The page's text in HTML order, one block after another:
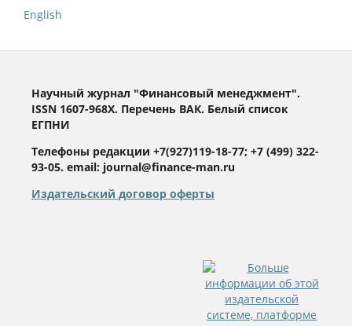
English
Научный журнал "Финансовый менеджмент".
ISSN 1607-968X. Перечень ВАК. Белый список
ЕГПНИ
Телефоны редакции +7(927)119-18-77; +7 (499) 322-
93-05. email: journal@finance-man.ru
Издательский договор оферты